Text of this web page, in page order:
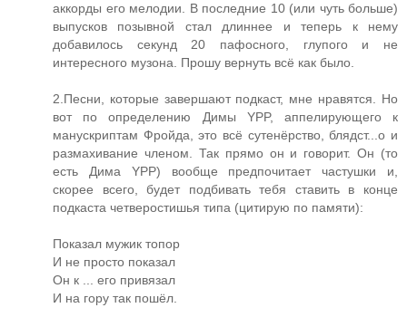
аккорды его мелодии. В последние 10 (или чуть больше)
выпусков позывной стал длиннее и теперь к нему
добавилось секунд 20 пафосного, глупого и не
интересного музона. Прошу вернуть всё как было.
2.Песни, которые завершают подкаст, мне нравятся. Но
вот по определению Димы YPP, аппелирующего к
манускриптам Фройда, это всё сутенёрство, блядст...о и
размахивание членом. Так прямо он и говорит. Он (то
есть Дима YPP) вообще предпочитает частушки и,
скорее всего, будет подбивать тебя ставить в конце
подкаста четверостишья типа (цитирую по памяти):
Показал мужик топор
И не просто показал
Он к ... его привязал
И на гору так пошёл.